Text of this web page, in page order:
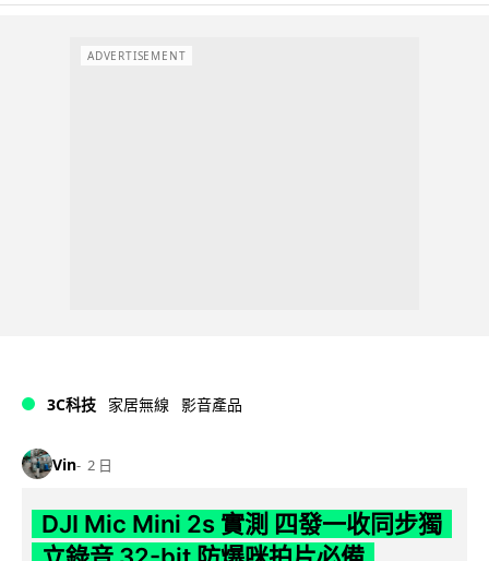
ADVERTISEMENT
3C科技 家居無線 影音產品
Vin 2 日
DJI Mic Mini 2s 實測 四發一收同步獨